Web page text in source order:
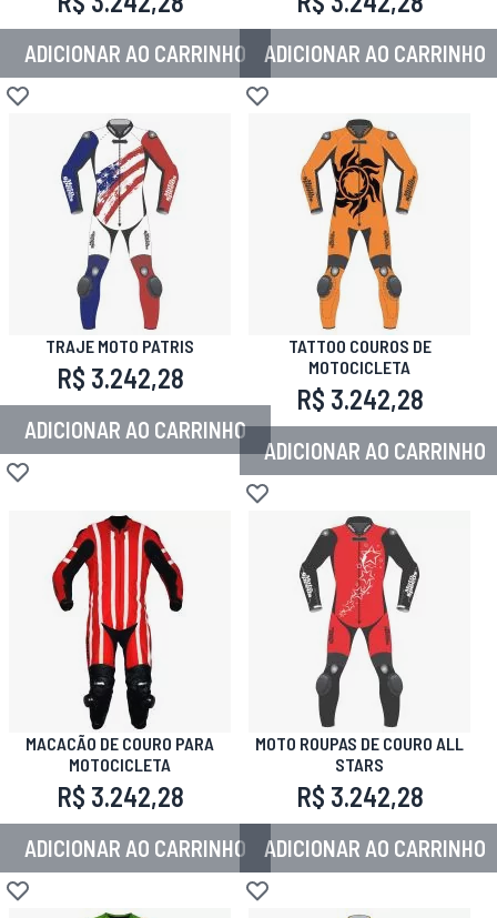
ADICIONAR AO CARRINHO
Adicionar à lista de desejos
ADICIONAR AO CARRINHO
Adicionar à lista de desejos
TRAJE MOTO PATRIS
R$ 3.242,28
ADICIONAR AO CARRINHO
Adicionar à lista de desejos
TATTOO COUROS DE
MOTOCICLETA
R$ 3.242,28
ADICIONAR AO CARRINHO
Adicionar à lista de desejos
MACACÃO DE COURO PARA
MOTOCICLETA
R$ 3.242,28
ADICIONAR AO CARRINHO
Adicionar à lista de desejos
MOTO ROUPAS DE COURO ALL
STARS
R$ 3.242,28
ADICIONAR AO CARRINHO
Adicionar à lista de desejos